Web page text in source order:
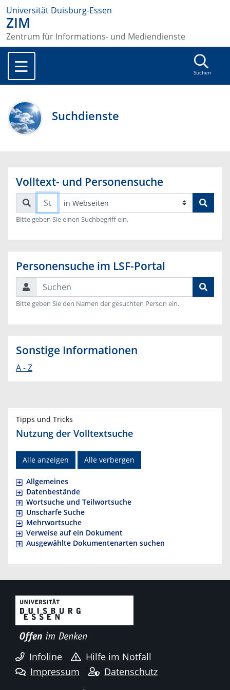
Universität Duisburg-Essen
ZIM
Zentrum für Informations- und Mediendienste
Suchen
Suchdienste
Volltext- und Personensuche
Suchen
Bitte geben Sie einen Suchbegriff ein.
Personensuche im LSF-Portal
Suchen
Bitte geben Sie den Namen der gesuchten Person ein.
Sonstige Informationen
A - Z
Tipps und Tricks
Nutzung der Volltextsuche
Alle anzeigen Alle verbergen
Allgemeines
Datenbestände
Wortsuche und Teilwortsuche
Unscharfe Suche
Mehrwortsuche
Verweise auf ein Dokument
Ausgewählte Dokumentenarten suchen
Infoline
Hilfe im Notfall
Impressum
Datenschutz